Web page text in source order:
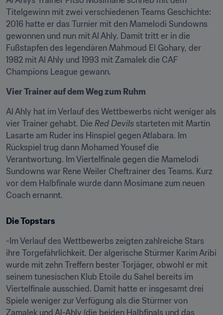
Titelgewinn mit zwei verschiedenen Teams Geschichte:
2016 hatte er das Turnier mit den Mamelodi Sundowns
gewonnen und nun mit Al Ahly. Damit tritt er in die
Fußstapfen des legendären Mahmoud El Gohary, der
1982 mit Al Ahly und 1993 mit Zamalek die CAF
Champions League gewann.
Vier Trainer auf dem Weg zum Ruhm
Al Ahly hat im Verlauf des Wettbewerbs nicht weniger als
vier Trainer gehabt. Die Red Devils starteten mit Martin
Lasarte am Ruder ins Hinspiel gegen Atlabara. Im
Rückspiel trug dann Mohamed Yousef die
Verantwortung. Im Viertelfinale gegen die Mamelodi
Sundowns war Rene Weiler Cheftrainer des Teams. Kurz
vor dem Halbfinale wurde dann Mosimane zum neuen
Coach ernannt.
Die Topstars
-Im Verlauf des Wettbewerbs zeigten zahlreiche Stars
ihre Torgefährlichkeit. Der algerische Stürmer Karim Aribi
wurde mit zehn Treffern bester Torjäger, obwohl er mit
seinem tunesischen Klub Etoile du Sahel bereits im
Viertelfinale ausschied. Damit hatte er insgesamt drei
Spiele weniger zur Verfügung als die Stürmer von
Zamalek und Al-Ahly (die beiden Halbfinals und das